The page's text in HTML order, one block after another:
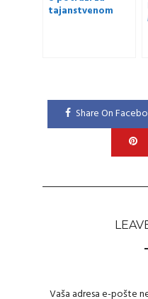
tajanstvenom
Share On
Vaša adresa e-pošte